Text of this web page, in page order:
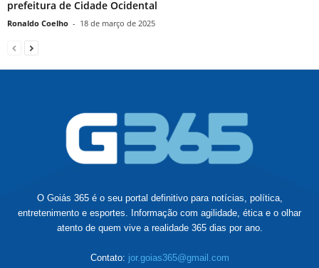
prefeitura de Cidade Ocidental
Ronaldo Coelho - 18 de março de 2025
O Goiás 365 é o seu portal definitivo para notícias, política,
entretenimento e esportes. Informação com agilidade, ética e o olhar
atento de quem vive a realidade 365 dias por ano.
Contato: jor.goias365@gmail.com